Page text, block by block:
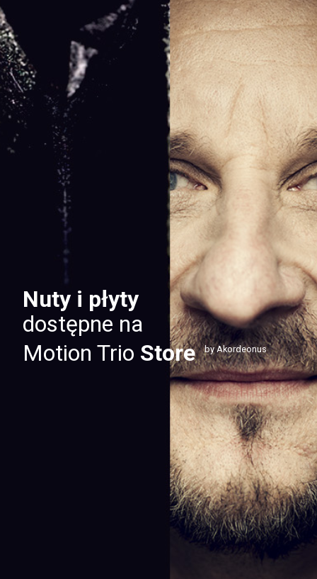
Nuty i płyty
dostępne na
Motion Trio Store by Akordeonus